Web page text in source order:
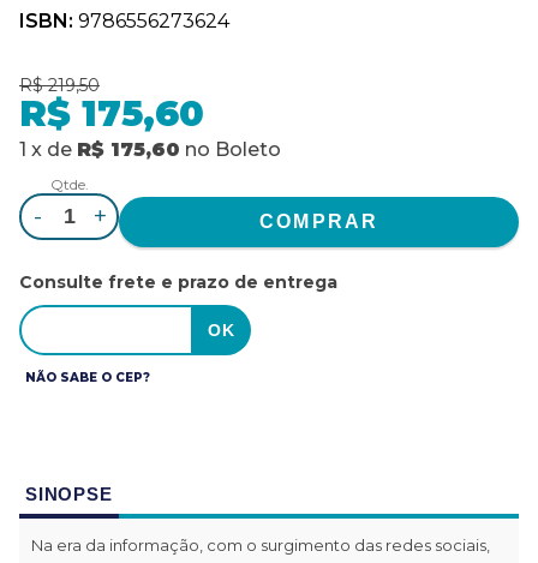
ISBN: 9786556273624
R$ 219,50
R$ 175,60
1 x de R$ 175,60 no Boleto
Qtde.
- +
Consulte frete e prazo de entrega
NÃO SABE O CEP?
SINOPSE
Na era da informação, com o surgimento das redes sociais,